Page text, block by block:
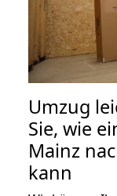
Umzug
Sie, wie
Mainz
kann